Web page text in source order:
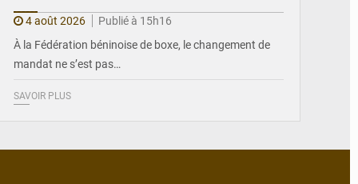
4 août 2026
Publié à 15h16
À la Fédération béninoise de boxe, le changement de
mandat ne s’est pas…
SAVOIR PLUS